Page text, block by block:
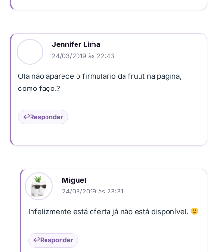
Jennifer Lima
24/03/2019 às 22:43
Ola não aparece o firmulario da fruut na pagina,
como faço.?
Responder
Miguel
24/03/2019 às 23:31
Infelizmente está oferta já não está disponível.
Responder